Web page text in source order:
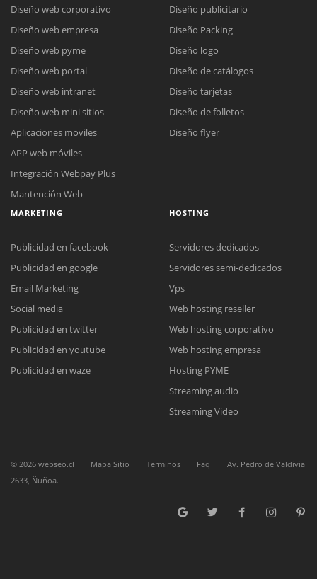
Reunión online
Nuestros ejecutivos le enviarán un correo electrónico con el enlace a
Meet para la reunión online.
Cotización
Complete el formulario y nos contactaremos a la brevedad.
Chat Online
para enviarnos un correo electrónico con sus datos personales.
Diseño web corporativo
Diseño web empresa
Diseño web pyme
Diseño web portal
Diseño web intranet
Diseño web mini sitios
Aplicaciones moviles
APP web móviles
Integración Webpay Plus
Mantención Web
Diseño publicitario
Diseño Packing
Diseño logo
Diseño de catálogos
Diseño tarjetas
Diseño de folletos
Diseño flyer
MARKETING
Publicidad en facebook
Publicidad en google
Email Marketing
Social media
Publicidad en twitter
Publicidad en youtube
Publicidad en waze
HOSTING
Servidores dedicados
Servidores semi-dedicados
Vps
Web hosting reseller
Web hosting corporativo
Web hosting empresa
Hosting PYME
Streaming audio
Streaming Video
© 2026 webseo.cl Mapa Sitio Terminos Faq
Av. Pedro de Valdivia
2633, Ñuñoa.